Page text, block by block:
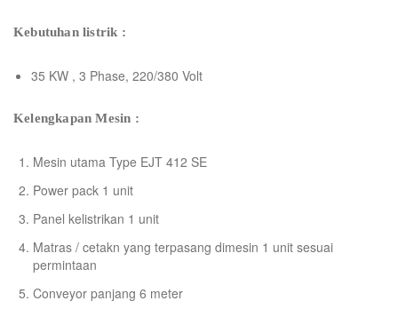
Kebutuhan listrik :
35 KW , 3 Phase, 220/380 Volt
Kelengkapan Mesin :
Mesin utama Type EJT 412 SE
Power pack 1 unit
Panel kelistrikan 1 unit
Matras / cetakn yang terpasang dimesin 1 unit sesuai
permintaan
Conveyor panjang 6 meter